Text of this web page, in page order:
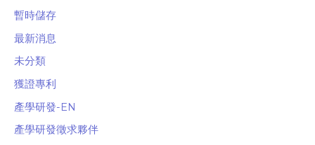
暫時儲存
最新消息
未分類
獲證專利
產學研發-EN
產學研發徵求夥伴